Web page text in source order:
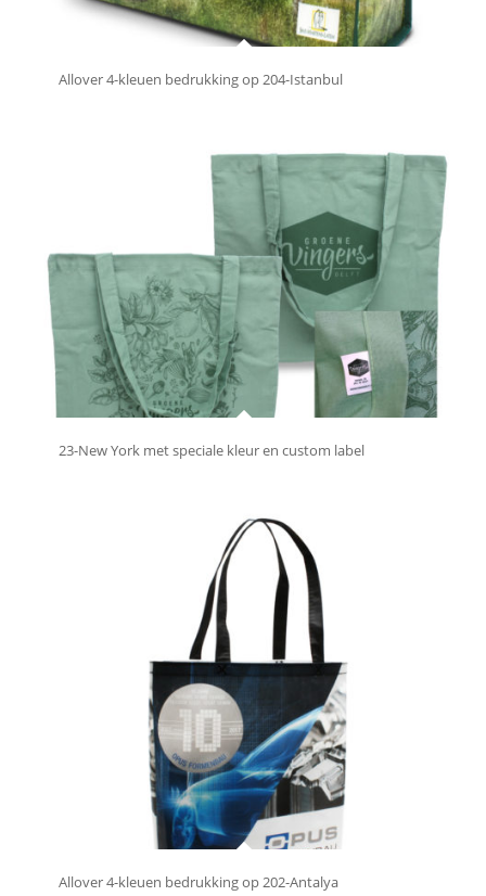
Allover 4-kleuen bedrukking op 204-Istanbul
23-New York met speciale kleur en custom label
Allover 4-kleuen bedrukking op 202-Antalya